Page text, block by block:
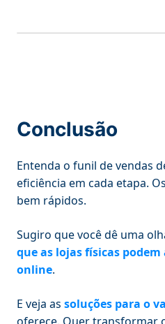
Conclusão
Entenda o funil de vendas
eficiência em cada etapa.
bem rápidos.
Sugiro que você dê uma
que as lojas físicas
online.
E veja as soluções para o